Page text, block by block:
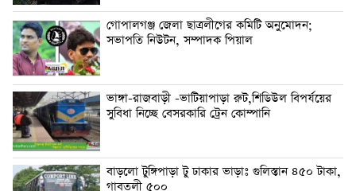
গোপালগঞ্জ জেলা ছাত্রলীগের কমিটি অনুমোদন;
সভাপতি নিউটন, সম্পাদক পিয়াল
ভাঙ্গা-রাজবাড়ী -ভাটিয়াপাড়া রুট,শিডিউল বিপর্যয়ের
সুবিধা নিচ্ছে বেসরকারি ট্রেন কোম্পানি
বাড়লো টুঙ্গিপাড়া টু ঢাকার ভাড়াঃ গুলিস্তান ৪৫০ টাকা,
গাবতলী ৫০০